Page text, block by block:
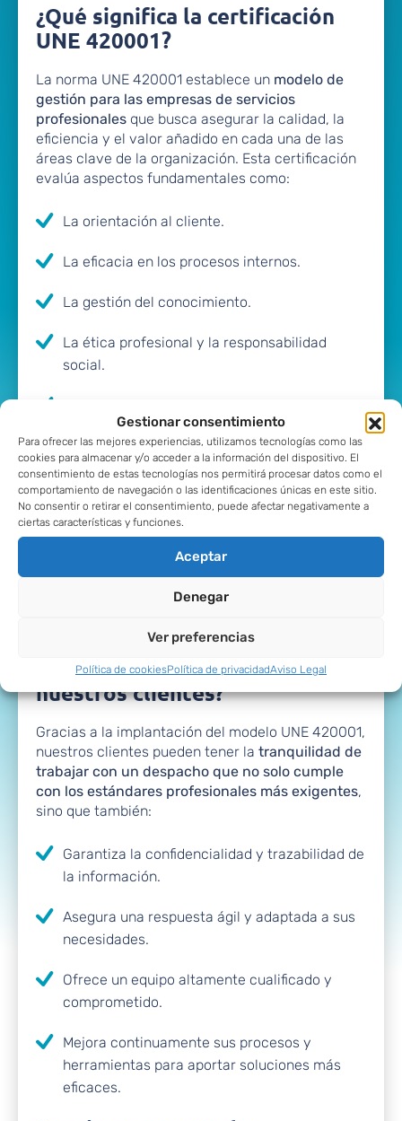
Gestionar consentimiento
Para ofrecer las mejores experiencias, utilizamos tecnologías como las
cookies para almacenar y/o acceder a la información del dispositivo. El
consentimiento de estas tecnologías nos permitirá procesar datos como el
comportamiento de navegación o las identificaciones únicas en este sitio.
No consentir o retirar el consentimiento, puede afectar negativamente a
ciertas características y funciones.
Aceptar
Denegar
Ver preferencias
Política de cookiesPolítica de privacidadAviso Legal
¿Qué significa la certificación
UNE 420001?
La norma UNE 420001 establece un modelo de
gestión para las empresas de servicios
profesionales que busca asegurar la calidad, la
eficiencia y el valor añadido en cada una de las
áreas clave de la organización. Esta certificación
evalúa aspectos fundamentales como:
La orientación al cliente.
La eficacia en los procesos internos.
La gestión del conocimiento.
La ética profesional y la responsabilidad
social.
Un paso más en nuestra misión
En Lever creemos que la confianza se construye
con hechos. La obtención de esta certificación no
solo valida el trabajo riguroso de nuestro equipo,
con cada uno de nuestros clientes
consolidados, todos merecen una asesoría
¿Qué beneficios aporta a
nuestros clientes?
Gracias a la implantación del modelo UNE 420001,
nuestros clientes pueden tener la tranquilidad de
trabajar con un despacho que no solo cumple
con los estándares profesionales más exigentes,
sino que también:
Garantiza la confidencialidad y trazabilidad de
la información.
Asegura una respuesta ágil y adaptada a sus
necesidades.
Ofrece un equipo altamente cualificado y
comprometido.
Mejora continuamente sus procesos y
herramientas para aportar soluciones más
eficaces.